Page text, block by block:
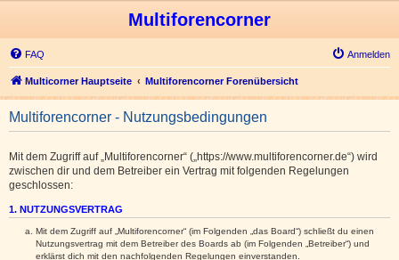
Multiforencorner
FAQ Anmelden
Multicorner Hauptseite Multiforencorner Forenübersicht
Multiforencorner - Nutzungsbedingungen
Mit dem Zugriff auf „Multiforencorner“ („https://www.multiforencorner.de“) wird
zwischen dir und dem Betreiber ein Vertrag mit folgenden Regelungen
geschlossen:
1. NUTZUNGSVERTRAG
Mit dem Zugriff auf „Multiforencorner“ (im Folgenden „das Board“) schließt du einen
Nutzungsvertrag mit dem Betreiber des Boards ab (im Folgenden „Betreiber“) und
erklärst dich mit den nachfolgenden Regelungen einverstanden.